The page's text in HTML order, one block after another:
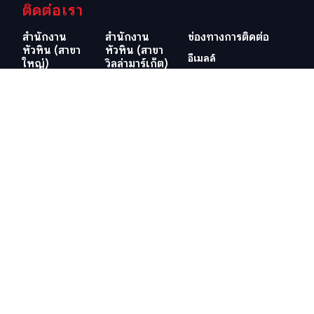
ติดต่อเรา
สำนักงาน
หัวหิน (สาขา
ใหญ่)
สำนักงาน
หัวหิน (สาขา
วิลล่ามาร์เก็ต)
ช่องทางการติดต่อ
อีเมลล์
info@swissthaipro.ch